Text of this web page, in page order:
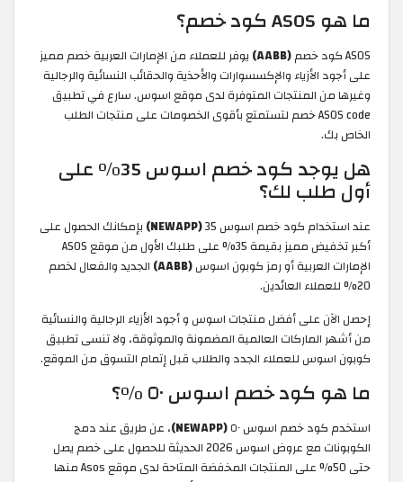
ما هو ASOS كود خصم؟
ASOS كود خصم (AABB)
يوفر للعملاء من الإمارات العربية خصم مميز
على أجود الأزياء والإكسسوارات والأحذية والحقائب النسائية والرجالية
وغيرها من المنتجات المتوفرة لدى موقع اسوس. سارع في تطبيق
ASOS code خصم لتستمتع بأقوى الخصومات على منتجات الطلب
الخاص بك.
هل يوجد كود خصم اسوس 35% على
أول طلب لك؟
عند استخدام كود خصم اسوس 35 (NEWAPP)
بإمكانك الحصول على
أكبر تخفيض مميز بقيمة 35% على طلبك الأول من موقع ASOS
الإمارات العربية أو رمز كوبون اسوس(AABB)
الجديد والفعال لخصم
20% للعملاء العائدين.
إحصل الآن على أفضل منتجات اسوس و أجود الأزياء الرجالية والنسائية
من أشهر الماركات العالمية المضمونة والموثوقة، ولا تنسى تطبيق
كوبون اسوس للعملاء الجدد والطلاب قبل إتمام التسوق من الموقع.
ما هو كود خصم اسوس ٥٠ %؟
استخدم كود خصم اسوس ٥٠ (NEWAPP)
، عن طريق عند دمج
الكوبونات مع عروض اسوس 2026 الحديثة للحصول على خصم يصل
حتى 50% على المنتجات المخفضة المتاحة لدى موقع Asos منها